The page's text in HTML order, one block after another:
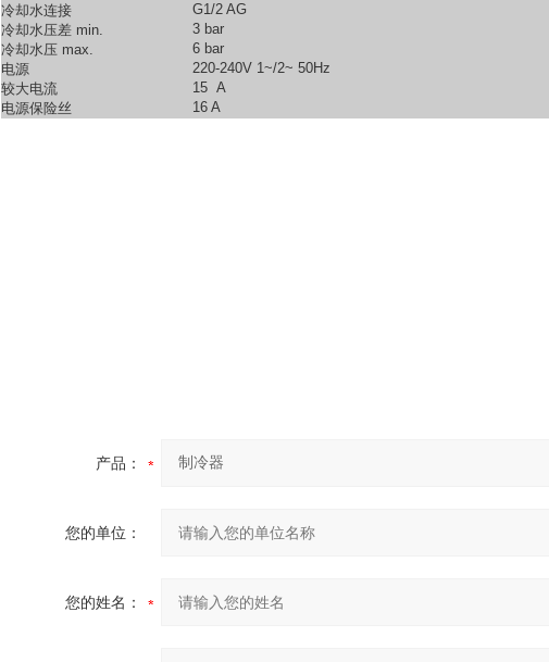
冷却水连接
G1/2 AG
冷却水压差 min.
3 bar
冷却水压 max.
6 bar
电源
220-240V 1~/2~ 50Hz
较大电流
15 A
电源保险丝
16 A
产品：
您的单位：
您的姓名：